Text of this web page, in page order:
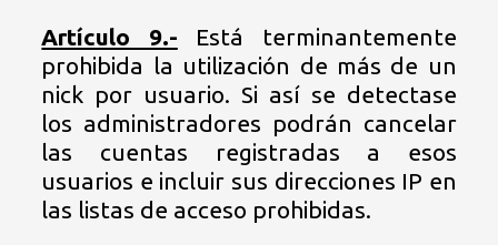
Artículo 9.- Está terminantemente
prohibida la utilización de más de un
nick por usuario. Si así se detectase
los administradores podrán cancelar
las cuentas registradas a esos
usuarios e incluir sus direcciones IP en
las listas de acceso prohibidas.